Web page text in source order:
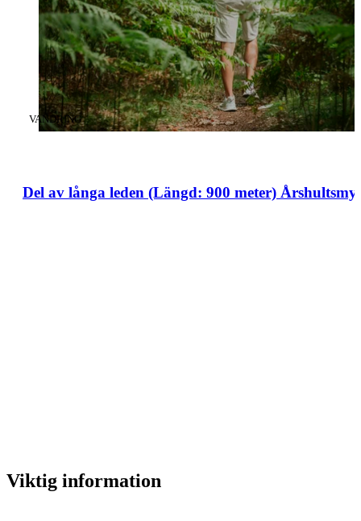
Del av långa leden (Längd: 900 meter)
KATEGORI:
VANDRING
Viktig information